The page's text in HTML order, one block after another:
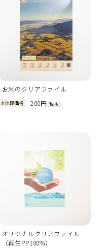
お米のクリアファイル
本体卸価格 200円(税抜)
オリジナルクリアファイル
（再生PP100%）